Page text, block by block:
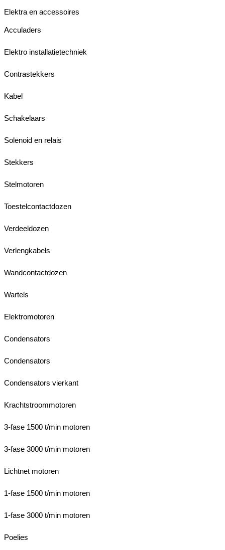
Elektra en accessoires
Acculaders
Elektro installatietechniek
Contrastekkers
Kabel
Schakelaars
Solenoid en relais
Stekkers
Stelmotoren
Toestelcontactdozen
Verdeeldozen
Verlengkabels
Wandcontactdozen
Wartels
Elektromotoren
Condensators
Condensators
Condensators vierkant
Krachtstroommotoren
3-fase 1500 t/min motoren
3-fase 3000 t/min motoren
Lichtnet motoren
1-fase 1500 t/min motoren
1-fase 3000 t/min motoren
Poelies